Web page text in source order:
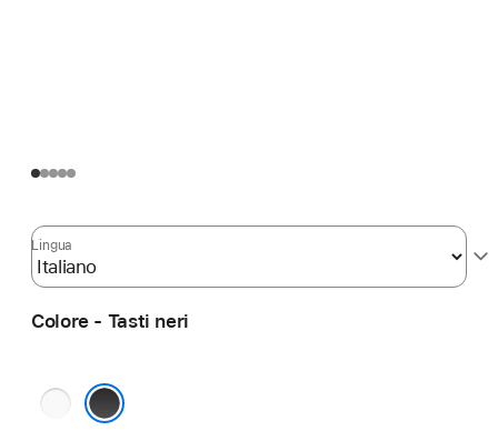
Lingua
Colore - Tasti neri
Tasti
bianchi